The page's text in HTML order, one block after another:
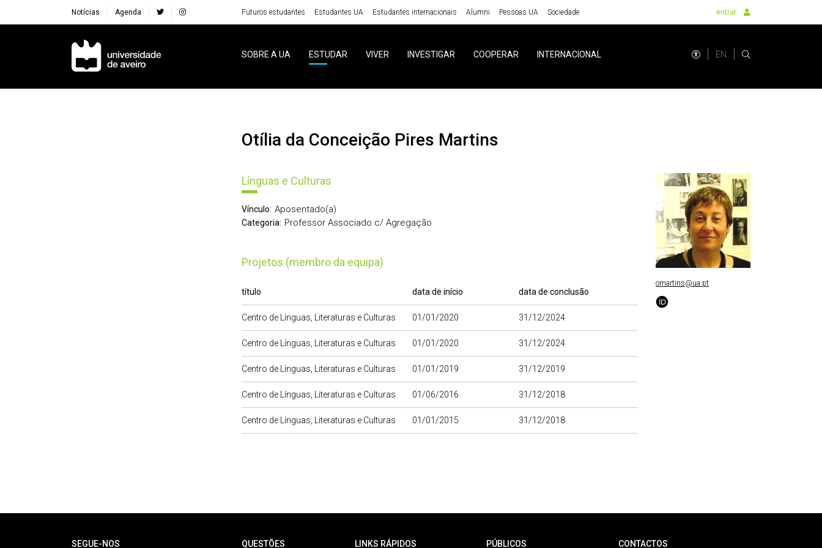
Notícias Agenda Futuros estudantes Estudantes UA Estudantes internacionais Alumni Pessoas UA Sociedade entrar
Navegação Principal
SOBRE A UA ESTUDAR VIVER INVESTIGAR COOPERAR INTERNACIONAL EN
Otília da Conceição Pires Martins
Línguas e Culturas
Vínculo: Aposentado(a)
Categoria: Professor Associado c/ Agregação
Projetos (membro da equipa)
título data de início data de conclusão
Centro de Línguas, Literaturas e Culturas 01/01/2020 31/12/2024
Centro de Línguas, Literaturas e Culturas 01/01/2020 31/12/2024
Centro de Línguas, Literaturas e Culturas 01/01/2019 31/12/2019
Centro de Línguas, Literaturas e Culturas 01/06/2016 31/12/2018
Centro de Línguas, Literaturas e Culturas 01/01/2015 31/12/2018
omartins@ua.pt
SEGUE-NOS QUESTÕES LINKS RÁPIDOS PÚBLICOS CONTACTOS